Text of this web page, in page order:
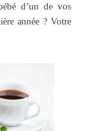
d’un de vos
année ? Votre